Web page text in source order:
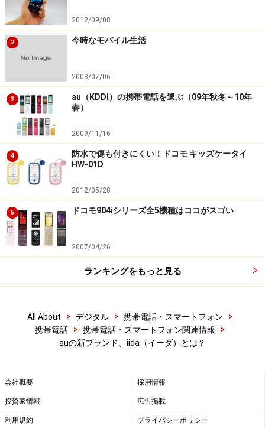
2012/09/08
2 今時なモバイル生活
2003/07/06
3
au（KDDI）の携帯電話を選ぶ（09年秋冬～10年
春）
2009/11/16
4
防水で傷も付きにくい！ドコモ キッズケータイ
HW-01D
2012/05/28
5 ドコモ904iシリーズ全5機種はココがスゴい
2007/04/26
ランキングをもっと見る
All About > デジタル > 携帯電話・スマートフォン
>
携帯電話
> 携帯電話・スマートフォン関連情報
>
auの新ブランド、iida（イーダ）とは？
会社概要 採用情報
投資家情報 広告掲載
利用規約 プライバシーポリシー